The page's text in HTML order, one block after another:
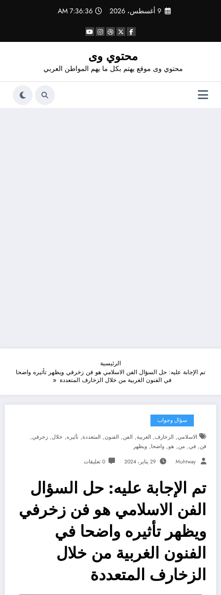
9 أغسطس، 2026 7:36:36 AM
محتوي وى
محتوي وى موقع يهتم بكل ما يهم المواطن العربي
الرئيسية
تم الإجابة عليه: حل السؤال الفن الاسلامي هو فن زخرفي ويظهر تأثيره واضحا
في الفنون الغربية من خلال الزخارف المتعددة
سؤال وجواب
الاسلامي, الزخارف, الغربية, الفن, الفنون, المتعددة, تأثيره, خلال, زخرفي,
فن, في, من, هو, واضحا, ويظهر
Muhtway 29 يناير، 2024 0 تعليقات
تم الإجابة عليه: حل السؤال
الفن الاسلامي هو فن زخرفي
ويظهر تأثيره واضحا في
الفنون الغربية من خلال
الزخارف المتعددة